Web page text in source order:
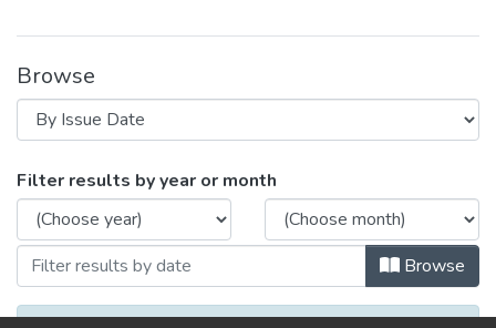
Browse
Browsing Серия Педагогические
Filter results by year or month
Browse